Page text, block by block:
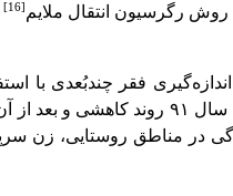
[16]
اندازه‌گیری فقر چندبُعدی با
زندگی در مناطق روستایی،